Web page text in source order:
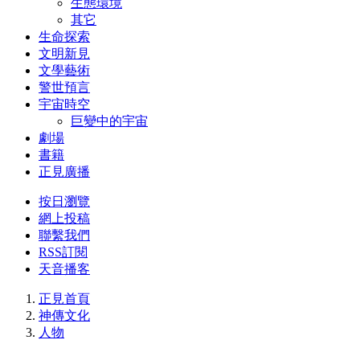
其它
生命探索
文明新見
文學藝術
警世預言
宇宙時空
巨變中的宇宙
劇場
書籍
正見廣播
按日瀏覽
網上投稿
聯繫我們
RSS訂閱
天音播客
正見首頁
神傳文化
人物